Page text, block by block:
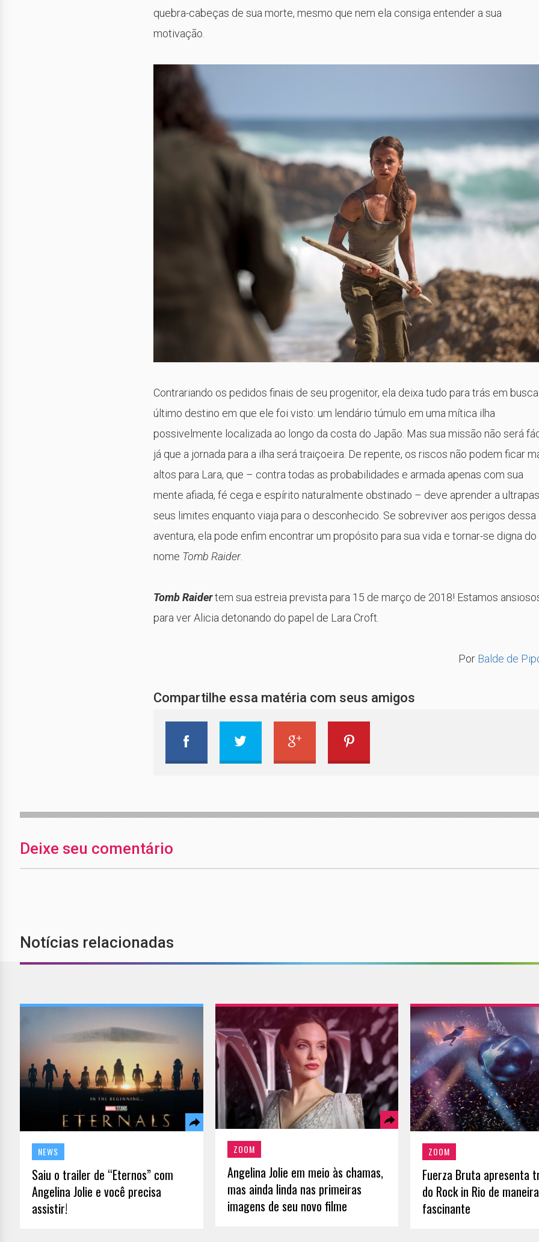
quebra-cabeças de sua morte, mesmo que nem ela consiga entender a sua
motivação.
Contrariando os pedidos finais de seu progenitor, ela deixa tudo para trás em
último destino em que ele foi visto: um lendário túmulo em uma mítica ilha
possivelmente localizada ao longo da costa do Japão. Mas sua missão não será
já que a jornada para a ilha será traiçoeira. De repente, os riscos não podem ficar
altos para Lara, que – contra todas as probabilidades e armada apenas com sua
mente afiada, fé cega e espírito naturalmente obstinado – deve aprender a
seus limites enquanto viaja para o desconhecido. Se sobreviver aos perigos dessa
aventura, ela pode enfim encontrar um propósito para sua vida e tornar-se digna do
nome Tomb Raider.
Tomb Raidertem sua estreia prevista para 15 de março de 2018! Estamos
para ver Alicia detonando do papel de Lara Croft.
Por Balde de
Compartilhe essa matéria com seus amigos
Deixe seu comentário
Notícias relacionadas
NEWS
Saiu o trailer de “Eternos” com
Angelina Jolie e você precisa
assistir!
ZOOM
Angelina Jolie em meio às chamas,
mas ainda linda nas primeiras
imagens de seu novo filme
ZOOM
Fuerza Bruta apresenta
do Rock in Rio de maneira
fascinante